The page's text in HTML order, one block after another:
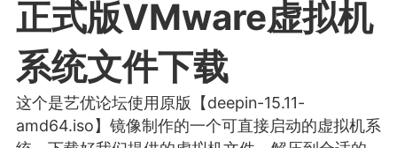
手机 系统 网站
正式版VMware虚拟机
系统文件下载
这个是艺优论坛使用原版【deepin-15.11-
amd64.iso】镜像制作的一个可直接启动的虚拟机系